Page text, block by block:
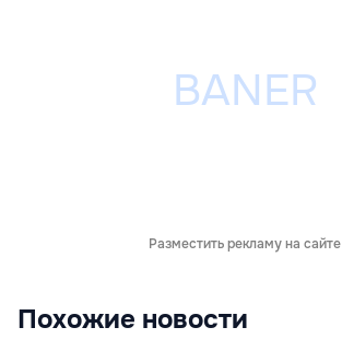
Разместить рекламу на сайте
Похожие новости